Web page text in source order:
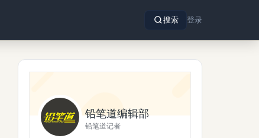
搜索 登录
铅笔道编辑部
铅笔道记者